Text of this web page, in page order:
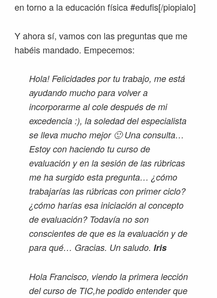
en torno a la educación física #edufis[/piopialo]
Y ahora sí, vamos con las preguntas que me
habéis mandado. Empecemos:
Hola! Felicidades por tu trabajo, me está
ayudando mucho para volver a
incorporarme al cole después de mi
excedencia :), la soledad del especialista
se lleva mucho mejor 🙂 Una consulta…
Estoy con haciendo tu curso de
evaluación y en la sesión de las rúbricas
me ha surgido esta pregunta… ¿cómo
trabajarías las rúbricas con primer ciclo?
¿cómo harías esa iniciación al concepto
de evaluación? Todavía no son
conscientes de que es la evaluación y de
para qué… Gracias. Un saludo. Iris
Hola Francisco, viendo la primera lección
del curso de TIC,he podido entender que